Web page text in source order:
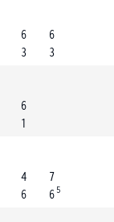
6
3
6
3
6
1
4
6
7
6 5